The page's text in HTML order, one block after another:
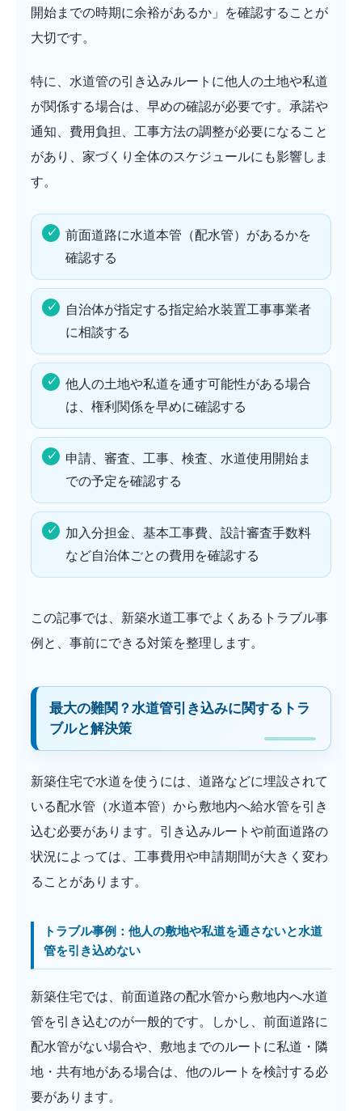
点
は
開始までの時期に余裕があるか」を確認することが
大切です。
特に、水道管の引き込みルートに他人の土地や私道
が関係する場合は、早めの確認が必要です。承諾や
通知、費用負担、工事方法の調整が必要になること
があり、家づくり全体のスケジュールにも影響しま
す。
前面道路に水道本管（配水管）があるかを
確認する
自治体が指定する指定給水装置工事事業者
に相談する
他人の土地や私道を通す可能性がある場合
は、権利関係を早めに確認する
申請、審査、工事、検査、水道使用開始ま
での予定を確認する
加入分担金、基本工事費、設計審査手数料
など自治体ごとの費用を確認する
この記事では、新築水道工事でよくあるトラブル事
例と、事前にできる対策を整理します。
最大の難関？水道管引き込みに関するトラ
ブルと解決策
新築住宅で水道を使うには、道路などに埋設されて
いる配水管（水道本管）から敷地内へ給水管を引き
込む必要があります。引き込みルートや前面道路の
状況によっては、工事費用や申請期間が大きく変わ
ることがあります。
トラブル事例：他人の敷地や私道を通さないと水道
管を引き込めない
新築住宅では、前面道路の配水管から敷地内へ水道
管を引き込むのが一般的です。しかし、前面道路に
配水管がない場合や、敷地までのルートに私道・隣
地・共有地がある場合は、他のルートを検討する必
要があります。